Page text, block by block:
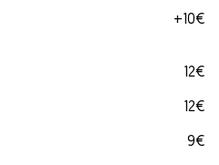
+10€
12€
12€
9€